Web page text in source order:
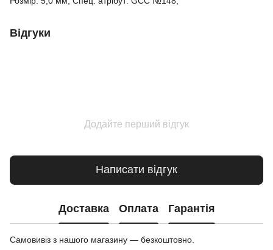
Відгуки
Додайте перший відгук
Написати відгук
Доставка Оплата Гарантія
Самовивіз з нашого магазину — безкоштовно.